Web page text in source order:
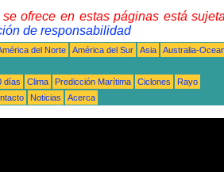
ofrece en estas páginas está
de responsabilidad
del Norte América del Sur Asia
Australia-
días Clima Predicción Marítima Ciclones
Rayo
Noticias Acerca